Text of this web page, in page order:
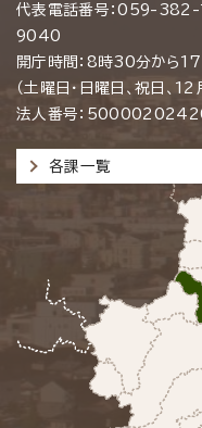
代表電話番号：059-
9040
開庁時間：8時30分から
（土曜日・日曜日、祝日、
法人番号：
各課一覧